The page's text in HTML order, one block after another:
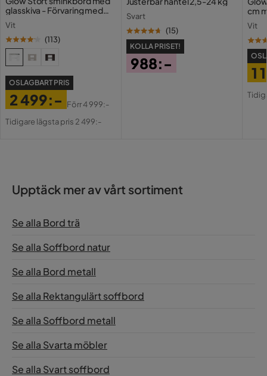
glasskiva - Förvaring med
Vit
(113)
OSLAGBART PRIS
Pris
2 499:-
Original
Förr4 999:-
Tidigare lägsta pris 2 499:-
Svart
(15)
KOLLA PRISET!
988:-
cm
Vit
1
Upptäck mer av vårt sortiment
Se alla Bord trä
Se alla Soffbord natur
Se alla Bord metall
Se alla Rektangulärt soffbord
Se alla Soffbord metall
Se alla Svarta möbler
Se alla Svart soffbord